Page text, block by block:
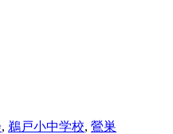
, 鵜戸小中学校, 鶯巣